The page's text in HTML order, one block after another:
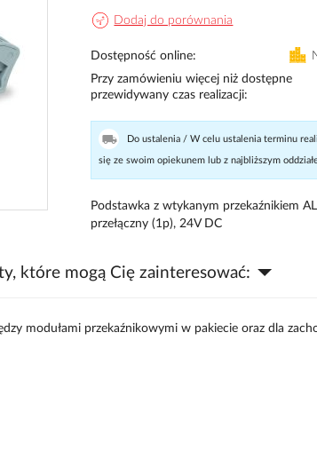
Dodaj do porównania
Dostępność online
Przy zamówieniu więcej niż dostępne
przewidywany czas realizacji
Do ustalenia / W celu ustalenia terminu
się ze swoim opiekunem lub z najbliższym
Podstawka z wtykanym przekaźnikiem
przełączny (1p), 24V DC
które mogą Cię zainteresować:
modułami przekaźnikowymi w pakiecie oraz dla